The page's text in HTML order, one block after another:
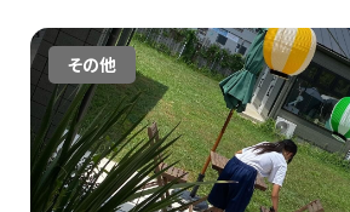
その他